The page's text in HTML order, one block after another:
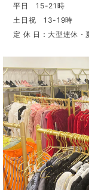
平日 15-21時
土日祝 13-19時
定 休 日：大型連休・